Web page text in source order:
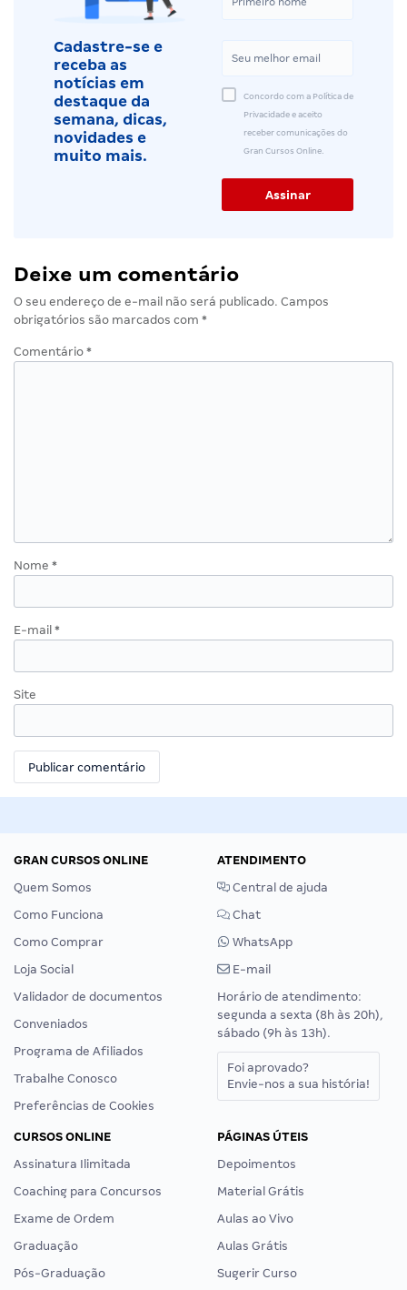
Cadastre-se e
receba as
notícias em
destaque da
semana, dicas,
novidades e
muito mais.
Concordo com a Política de
Privacidade e aceito
receber comunicações do
Gran Cursos Online.
Deixe um comentário
O seu endereço de e-mail não será publicado. Campos
obrigatórios são marcados com *
Comentário *
Nome *
E-mail *
Site
GRAN CURSOS ONLINE
Quem Somos
Como Funciona
Como Comprar
Loja Social
Validador de documentos
Conveniados
Programa de Afiliados
Trabalhe Conosco
Preferências de Cookies
ATENDIMENTO
Central de ajuda
Chat
WhatsApp
E-mail
Horário de atendimento:
segunda a sexta (8h às 20h),
sábado (9h às 13h).
Foi aprovado?
Envie-nos a sua história!
CURSOS ONLINE
Assinatura Ilimitada
Coaching para Concursos
Exame de Ordem
Graduação
Pós-Graduação
PÁGINAS ÚTEIS
Depoimentos
Material Grátis
Aulas ao Vivo
Aulas Grátis
Sugerir Curso